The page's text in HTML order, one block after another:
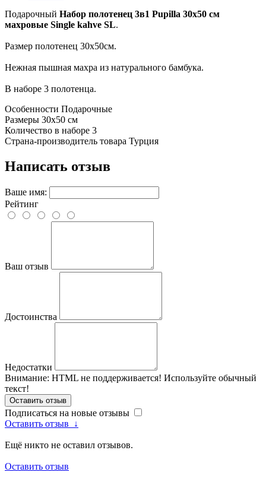
Подарочный Набор полотенец 3в1 Pupilla 30х50 см
махровые Single kahve SL.
Размер полотенец 30х50см.
Нежная пышная махра из натурального бамбука.
В наборе 3 полотенца.
Особенности Подарочные
Размеры 30х50 см
Количество в наборе 3
Страна-производитель товара Турция
Написать отзыв
Ваше имя:
Рейтинг
Ваш отзыв
Достоинства
Недостатки
Внимание: HTML не поддерживается! Используйте обычный
текст!
Оставить отзыв
Подписаться на новые отзывы
Оставить отзыв
↓
Ещё никто не оставил отзывов.
Оставить отзыв